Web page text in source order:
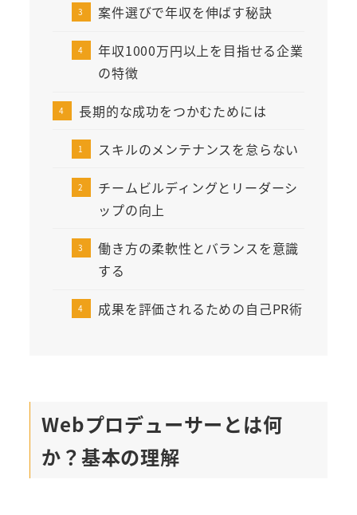
案件選びで年収を伸ばす秘訣
年収1000万円以上を目指せる企業
の特徴
長期的な成功をつかむためには
スキルのメンテナンスを怠らない
チームビルディングとリーダーシ
ップの向上
働き方の柔軟性とバランスを意識
する
成果を評価されるための自己PR術
Webプロデューサーとは何
か？基本の理解